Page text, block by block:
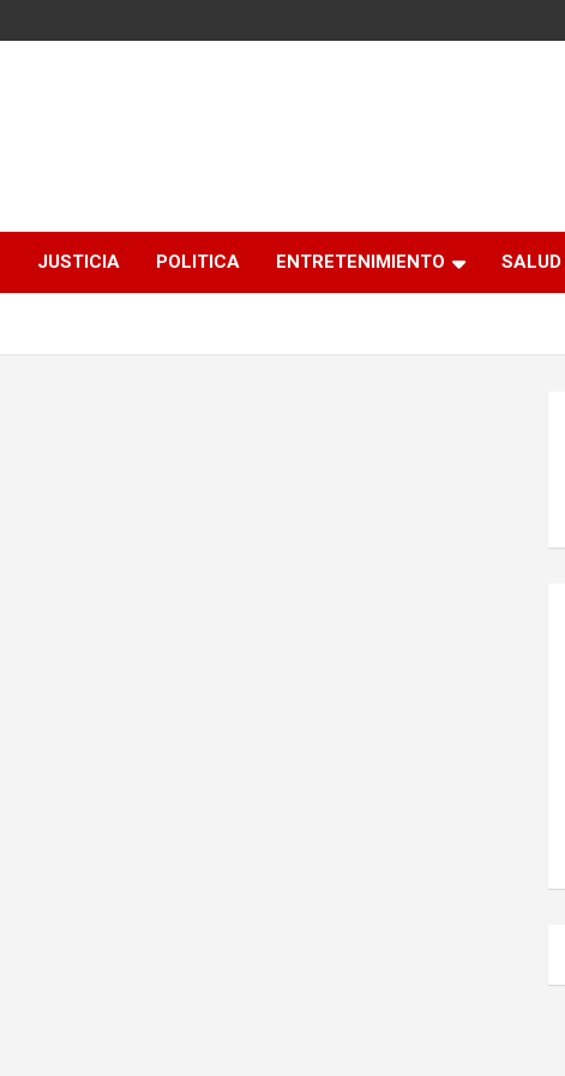
JUSTICIA POLITICA ENTRETENIMIENTO SALUD